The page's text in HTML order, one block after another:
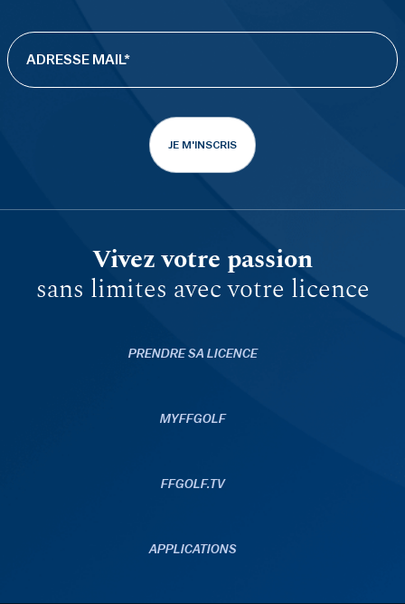
JE M'INSCRIS
Vivez votre passion
sans limites avec votre licence
PRENDRE SA LICENCE
MYFFGOLF
FFGOLF.TV
APPLICATIONS